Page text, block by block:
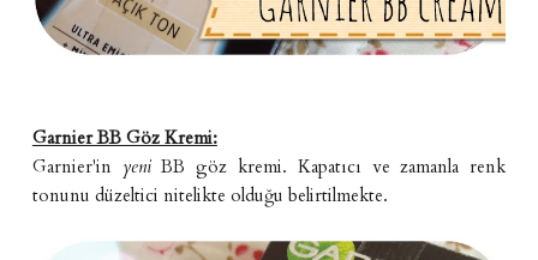
Garnier BB Göz Kremi:
Garnier'in yeniBB göz kremi. Kapatıcı ve zamanla renk
tonunu düzeltici nitelikte olduğu belirtilmekte.